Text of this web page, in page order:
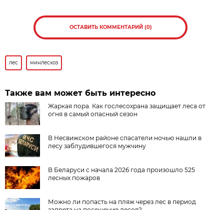
ОСТАВИТЬ КОММЕНТАРИЙ (0)
лес минлесхоз
Также вам может быть интересно
Жаркая пора. Как гослесохрана защищает леса от
огня в самый опасный сезон
В Несвижском районе спасатели ночью нашли в
лесу заблудившегося мужчину
В Беларуси с начала 2026 года произошло 525
лесных пожаров
Можно ли попасть на пляж через лес в период